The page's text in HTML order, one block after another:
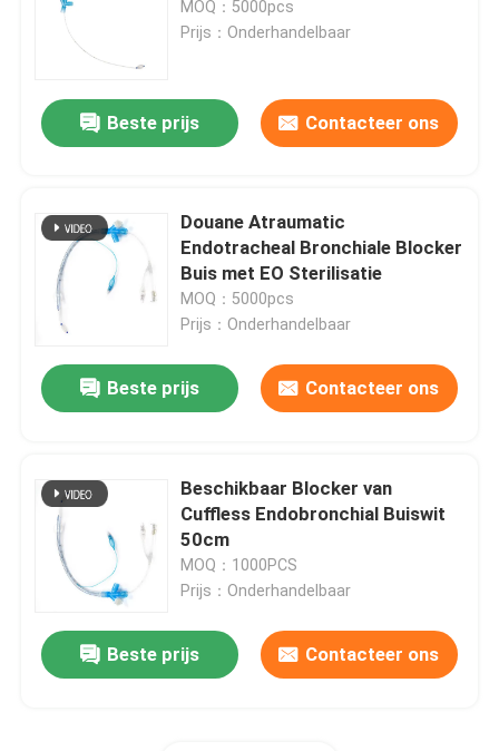
Bronchiale Blocker Buis
Zuig katheter
Oropharyngeal Luchtroutebuis
Persoonlijk beschermingsmiddelppe
Verdoofingsmiddelen
Endotracheale buiscomponenten
OEM-katheters
MOQ：5000pcs
Prijs：Onderhandelbaar
Beste prijs Contacteer ons
Douane Atraumatic
Endotracheal Bronchiale Blocker
Buis met EO Sterilisatie
MOQ：5000pcs
Prijs：Onderhandelbaar
Beste prijs Contacteer ons
Beschikbaar Blocker van
Cuffless Endobronchial Buiswit
50cm
MOQ：1000PCS
Prijs：Onderhandelbaar
Beste prijs Contacteer ons